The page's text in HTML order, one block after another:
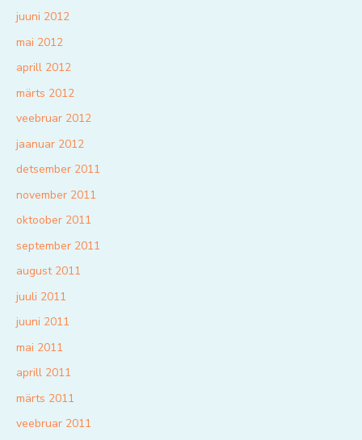
juuni 2012
mai 2012
aprill 2012
märts 2012
veebruar 2012
jaanuar 2012
detsember 2011
november 2011
oktoober 2011
september 2011
august 2011
juuli 2011
juuni 2011
mai 2011
aprill 2011
märts 2011
veebruar 2011